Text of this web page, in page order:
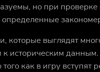
но при
которые выглядят
историческим данным.
как в игру вступят